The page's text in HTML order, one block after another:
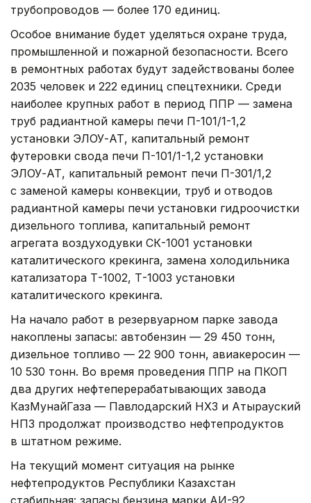
трубопроводов — более 170 единиц.
Особое внимание будет уделяться охране труда,
промышленной и пожарной безопасности. Всего
в ремонтных работах будут задействованы более
2035 человек и 222 единиц спецтехники. Среди
наиболее крупных работ в период ППР — замена
труб радиантной камеры печи П-101/1-1,2
установки ЭЛОУ-АТ, капитальный ремонт
футеровки свода печи П-101/1-1,2 установки
ЭЛОУ-АТ, капитальный ремонт печи П-301/1,2
с заменой камеры конвекции, труб и отводов
радиантной камеры печи установки гидроочистки
дизельного топлива, капитальный ремонт
агрегата воздуходувки СК-1001 установки
каталитического крекинга, замена холодильника
катализатора Т-1002, Т-1003 установки
каталитического крекинга.
На начало работ в резервуарном парке завода
накоплены запасы: автобензин — 29 450 тонн,
дизельное топливо — 22 900 тонн, авиакеросин —
10 530 тонн. Во время проведения ППР на ПКОП
два других нефтеперерабатывающих завода
КазМунайГаза — Павлодарский НХЗ и Атырауский
НПЗ продолжат производство нефтепродуктов
в штатном режиме.
На текущий момент ситуация на рынке
нефтепродуктов Республики Казахстан
стабильная: запасы бензина марки АИ-92